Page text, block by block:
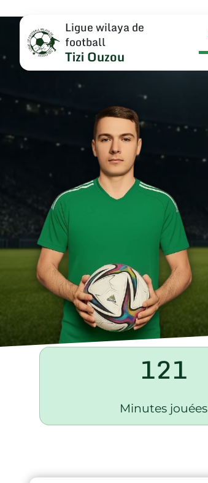
Ligue wilaya de
football
Tizi Ouzou
121
Minutes jouées